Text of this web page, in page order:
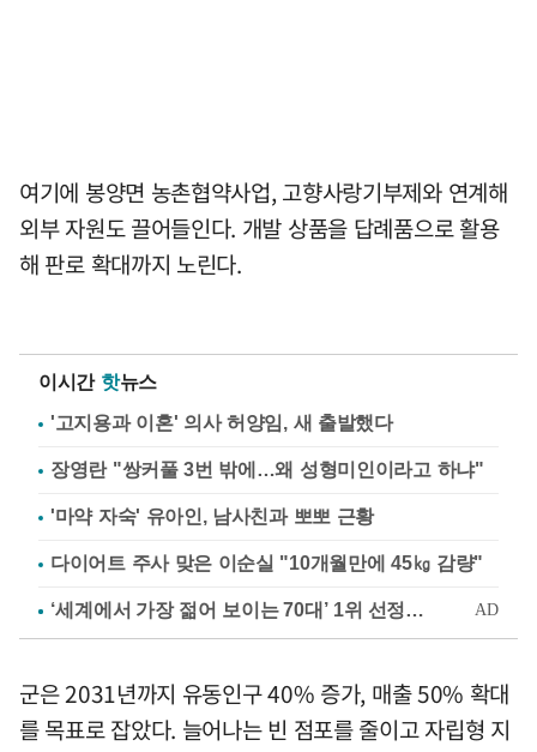
여기에 봉양면 농촌협약사업, 고향사랑기부제와 연계해
외부 자원도 끌어들인다. 개발 상품을 답례품으로 활용
해 판로 확대까지 노린다.
이시간 핫뉴스
'고지용과 이혼' 의사 허양임, 새 출발했다
장영란 "쌍커풀 3번 밖에…왜 성형미인이라고 하냐"
'마약 자숙' 유아인, 남사친과 뽀뽀 근황
다이어트 주사 맞은 이순실 "10개월만에 45㎏ 감량"
군은 2031년까지 유동인구 40% 증가, 매출 50% 확대
를 목표로 잡았다. 늘어나는 빈 점포를 줄이고 자립형 지